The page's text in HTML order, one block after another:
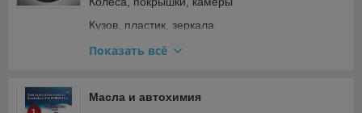
Тормозная система
Трансмиссия (сцепление, вариатор, цепи)
Кузов, пластик, зеркала
Освещение и поворотники Минск (реле
Показать всё
Масла и автохимия